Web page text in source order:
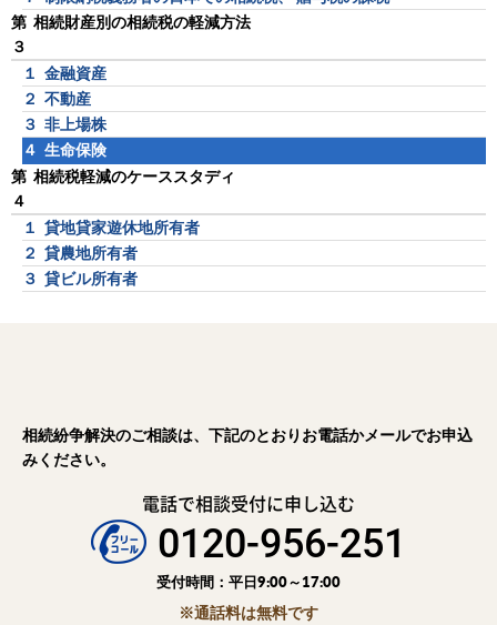
第
３
相続財産別の相続税の軽減方法
１ 金融資産
２ 不動産
３ 非上場株
４ 生命保険
第
４
相続税軽減のケーススタディ
１ 貸地貸家遊休地所有者
２ 貸農地所有者
３ 貸ビル所有者
相続紛争解決のご相談は、下記のとおりお電話かメールでお申込
みください。
電話で相談受付に申し込む
0120-956-251
受付時間：平日9:00～17:00
※通話料は無料です